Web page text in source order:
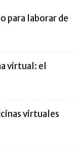
para laborar de
virtual: el
virtuales